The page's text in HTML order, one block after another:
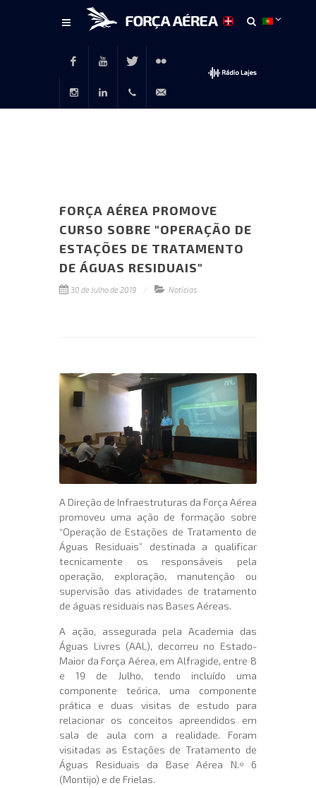
FacebookYoutubeTwitter Flickr
FORÇA AÉREA PROMOVE
CURSO SOBRE "OPERAÇÃO DE
ESTAÇÕES DE TRATAMENTO
DE ÁGUAS RESIDUAIS"
30 de Julho de 2019 Notícias
A Direção de Infraestruturas da Força Aérea
promoveu uma ação de formação sobre
“Operação de Estações de Tratamento de
Águas Residuais” destinada a qualificar
tecnicamente os responsáveis pela
operação, exploração, manutenção ou
supervisão das atividades de tratamento
de águas residuais nas Bases Aéreas.
A ação, assegurada pela Academia das
Águas Livres (AAL), decorreu no Estado-
Maior da Força Aérea, em Alfragide, entre 8
e 19 de Julho, tendo incluído uma
componente teórica, uma componente
prática e duas visitas de estudo para
relacionar os conceitos apreendidos em
sala de aula com a realidade. Foram
visitadas as Estações de Tratamento de
Águas Residuais da Base Aérea N.º 6
(Montijo) e de Frielas.